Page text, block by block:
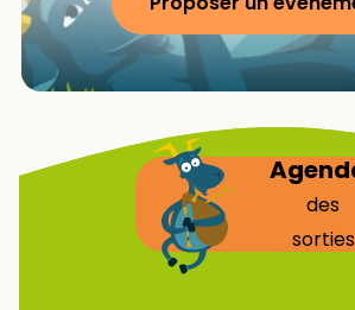
des
sorties